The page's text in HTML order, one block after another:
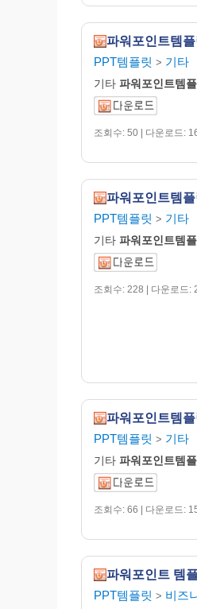
파워포인트템
PPT템플릿 > 기타
기타 파워포인트템
조회수: 50 | 다운로드:
파워포인트템
PPT템플릿 > 기타
기타 파워포인트템
조회수: 228 | 다운로드:
파워포인트템
PPT템플릿 > 기타
기타 파워포인트템
조회수: 66 | 다운로드:
파워포인트 템
PPT템플릿 > 비즈